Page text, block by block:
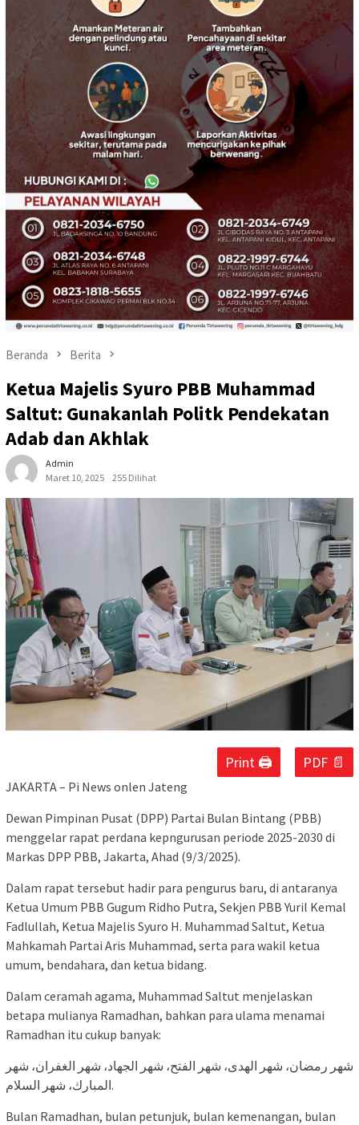
Beranda Berita
Ketua Majelis Syuro PBB Muhammad
Saltut: Gunakanlah Politk Pendekatan
Adab dan Akhlak
Admin
Maret 10, 2025
255 Dilihat
Print 🖨 PDF 📄
JAKARTA – Pi News onlen Jateng
Dewan Pimpinan Pusat (DPP) Partai Bulan Bintang (PBB)
menggelar rapat perdana kepngurusan periode 2025-2030 di
Markas DPP PBB, Jakarta, Ahad (9/3/2025).
Dalam rapat tersebut hadir para pengurus baru, di antaranya
Ketua Umum PBB Gugum Ridho Putra, Sekjen PBB Yuril Kemal
Fadlullah, Ketua Majelis Syuro H. Muhammad Saltut, Ketua
Mahkamah Partai Aris Muhammad, serta para wakil ketua
umum, bendahara, dan ketua bidang.
Dalam ceramah agama, Muhammad Saltut menjelaskan
betapa mulianya Ramadhan, bahkan para ulama menamai
Ramadhan itu cukup banyak:
المبارك، شهر السلام.
Bulan Ramadhan, bulan petunjuk, bulan kemenangan, bulan